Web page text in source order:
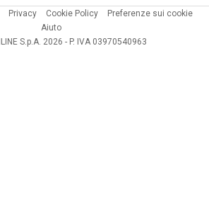
Privacy Cookie Policy
Preferenze sui cookie
Aiuto
S.p.A. 2026 - P. IVA 03970540963